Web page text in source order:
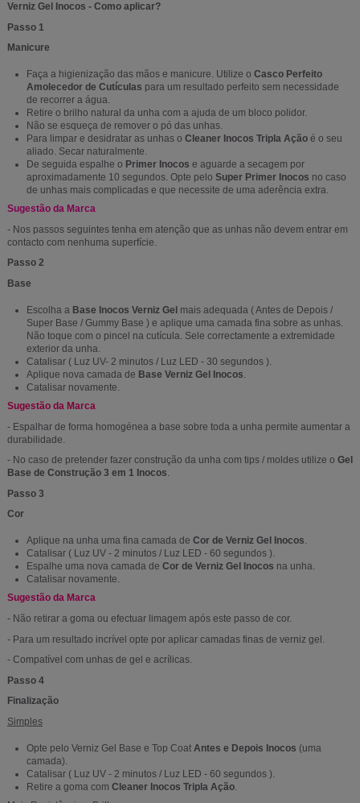
Verniz Gel Inocos - Como aplicar?
Passo 1
Manicure
Faça a higienização das mãos e manicure. Utilize o Casco Perfeito
Amolecedor de Cutículas para um resultado perfeito sem necessidade
de recorrer a água.
Retire o brilho natural da unha com a ajuda de um bloco polidor.
Não se esqueça de remover o pó das unhas.
Para limpar e desidratar as unhas o Cleaner Inocos Tripla Ação é o seu
aliado. Secar naturalmente.
De seguida espalhe o Primer Inocos e aguarde a secagem por
aproximadamente 10 segundos. Opte pelo Super Primer Inocos no caso
de unhas mais complicadas e que necessite de uma aderência extra.
Sugestão da Marca
- Nos passos seguintes tenha em atenção que as unhas não devem entrar em
contacto com nenhuma superfície.
Passo 2
Base
Escolha a Base Inocos Verniz Gel mais adequada ( Antes de Depois /
Super Base / Gummy Base ) e aplique uma camada fina sobre as unhas.
Não toque com o pincel na cutícula. Sele correctamente a extremidade
exterior da unha.
Catalisar ( Luz UV- 2 minutos / Luz LED - 30 segundos ).
Aplique nova camada de Base Verniz Gel Inocos
Catalisar novamente.
Sugestão da Marca
- Espalhar de forma homogénea a base sobre toda a unha permite aumentar a
durabilidade.
- No caso de pretender fazer construção da unha com tips / moldes utilize o Gel
Base de Construção 3 em 1 Inocos.
Passo 3
Cor
Aplique na unha uma fina camada de Cor de Verniz Gel Inocos.
Catalisar ( Luz UV - 2 minutos / Luz LED - 60 segundos ).
Espalhe uma nova camada de Cor de Verniz Gel Inocos na unha.
Catalisar novamente.
Sugestão da Marca
- Não retirar a goma ou efectuar limagem após este passo de cor.
- Para um resultado incrível opte por aplicar camadas finas de verniz gel.
- Compatível com unhas de gel e acrílicas.
Passo 4
Finalização
Simples
Opte pelo Verniz Gel Base e Top Coat Antes e Depois Inocos (uma
camada).
Catalisar ( Luz UV - 2 minutos / Luz LED - 60 segundos ).
Retire a goma com Cleaner Inocos Tripla Ação